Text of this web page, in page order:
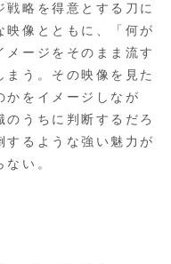
略を得意とする刀に
映像とともに、「何が
メージをそのまま流す
う。その映像を見た
かをイメージしなが
うちに判断するだろ
するような強い魅力が
い。